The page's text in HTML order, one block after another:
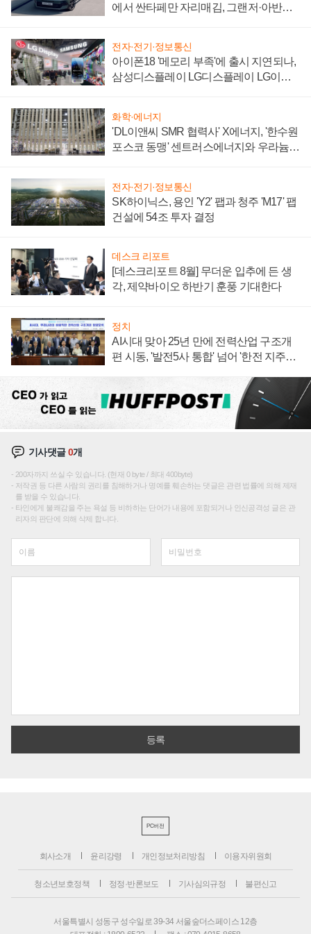
에서 싼타페만 자리매김, 그랜저·아반떼
전자·전기·정보통신
아이폰18 '메모리 부족'에 출시 지연되나,
삼성디스플레이 LG디스플레이 LG이노
화학·에너지
'DL이앤씨 SMR 협력사' X에너지, '한수원
포스코 동맹' 센트러스에너지와 우라늄
전자·전기·정보통신
SK하이닉스, 용인 'Y2' 팹과 청주 'M17' 팹
건설에 54조 투자 결정
데스크 리포트
[데스크리포트 8월] 무더운 입추에 든 생
각, 제약바이오 하반기 훈풍 기대한다
정치
AI시대 맞아 25년 만에 전력산업 구조개
편 시동, '발전5사 통합' 넘어 '한전 지주사'
기사댓글0개
200자까지 쓰실 수 있습니다. (현재 0 byte / 최대 400byte)
저작권 등 다른 사람의 권리를 침해하거나 명예를 훼손하는 댓글은 관련 법률에 의해 제재
를 받을 수 있습니다.
타인에게 불쾌감을 주는 욕설 등 비하하는 단어가 내용에 포함되거나 인신공격성 글은 관
리자의 판단에 의해 삭제 합니다.
PC버전
회사소개 윤리강령 개인정보처리방침 이용자위원회
청소년보호정책 정정·반론보도 기사심의규정 불편신고
서울특별시 성동구 성수일로 39-34 서울숲더스페이스 12층